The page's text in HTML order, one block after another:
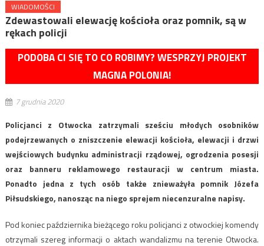
WIADOMOŚCI
Zdewastowali elewację kościoła oraz pomnik, są w
rękach policji
PODOBA CI SIĘ TO CO ROBIMY? WESPRZYJ PROJEKT
MAGNA POLONIA!
7 grudnia 2020
Policjanci z Otwocka zatrzymali sześciu młodych osobników
podejrzewanych o zniszczenie elewacji kościoła, elewacji i drzwi
wejściowych budynku administracji rządowej, ogrodzenia posesji
oraz banneru reklamowego restauracji w centrum miasta.
Ponadto jedna z tych osób także znieważyła pomnik Józefa
Piłsudskiego, nanosząc na niego sprejem niecenzuralne napisy.
Pod koniec października bieżącego roku policjanci z otwockiej komendy
otrzymali szereg informacji o aktach wandalizmu na terenie Otwocka.